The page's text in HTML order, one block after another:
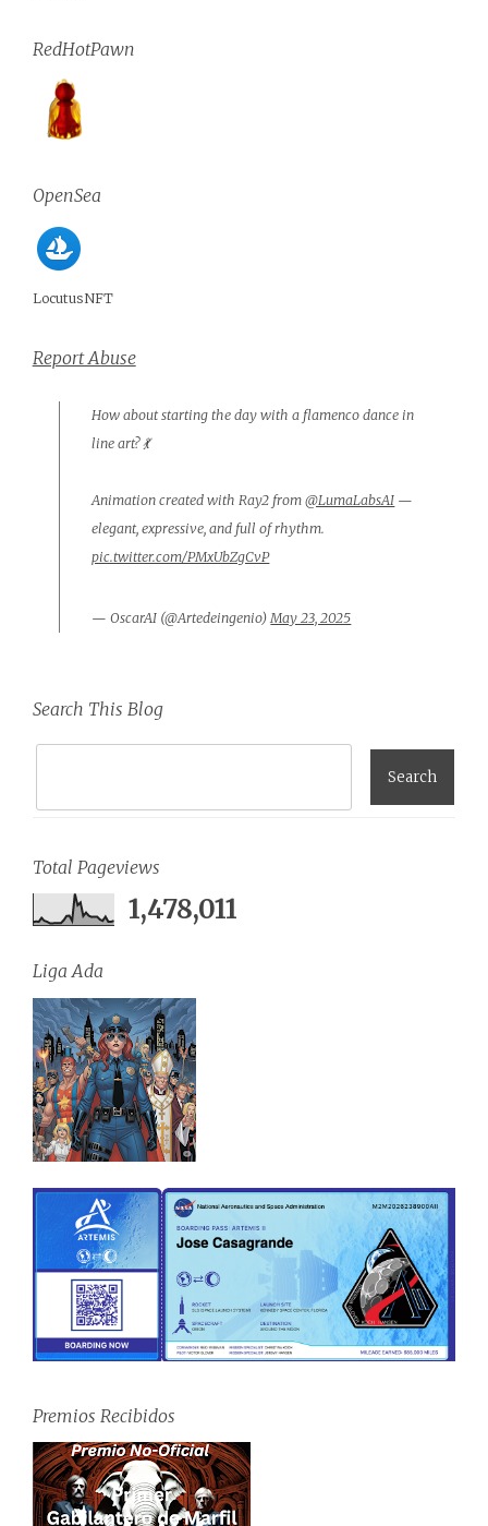
RedHotPawn
OpenSea
LocutusNFT
Report Abuse
How about starting the day with a flamenco dance in
line art? 💃
Animation created with Ray2 from@LumaLabsAI —
elegant, expressive, and full of rhythm.
pic.twitter.com/PMxUbZgCvP
— OscarAI (@Artedeingenio) May 23, 2025
Search This Blog
Total Pageviews
1,478,011
Liga Ada
Premios Recibidos